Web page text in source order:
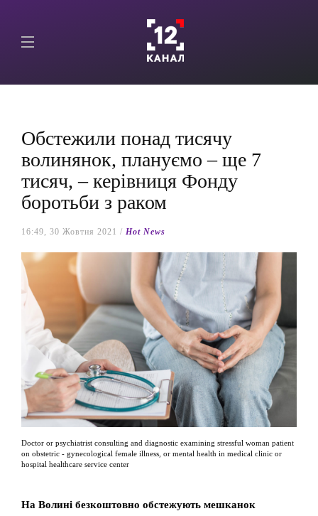
Обстежили понад тисячу
волинянок, плануємо – ще 7
тисяч, – керівниця Фонду
боротьби з раком
16:49, 30 Жовтня 2021 / Hot News
Doctor or psychiatrist consulting and diagnostic examining stressful woman patient
on obstetric - gynecological female illness, or mental health in medical clinic or
hospital healthcare service center
На Волині безкоштовно обстежують мешканок